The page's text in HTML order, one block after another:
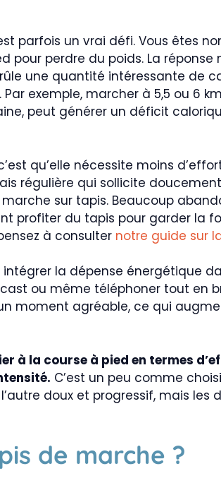
parfois un vrai défi. Vous êtes
perdre du poids. La réponse
une quantité intéressante de
exemple, marcher à 5,5 ou 6
peut générer un déficit
qu’elle nécessite moins
régulière qui sollicite
sur tapis. Beaucoup
profiter du tapis pour garder la
à consulter notre guide sur
la dépense énergétique
ou même téléphoner tout en
moment agréable, ce qui
à la course à pied en termes
C’est un peu comme
doux et progressif, mais les
de marche ?